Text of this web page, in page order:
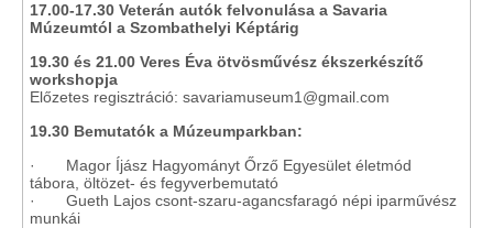
17.00-17.30 Veterán autók felvonulása a Savaria
Múzeumtól a Szombathelyi Képtárig
19.30 és 21.00 Veres Éva ötvösművész ékszerkészítő
workshopja
Előzetes regisztráció: savariamuseum1@gmail.com
19.30 Bemutatók a Múzeumparkban:
· Magor Íjász Hagyományt Őrző Egyesület életmód
tábora, öltözet- és fegyverbemutató
· Gueth Lajos csont-szaru-agancsfaragó népi iparművész
munkái